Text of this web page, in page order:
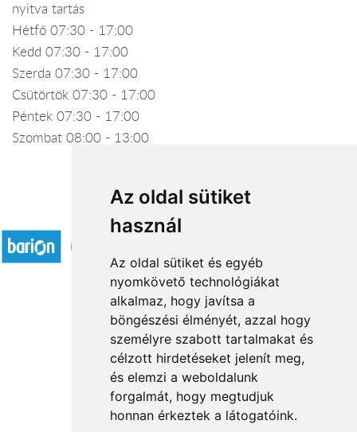
Az oldal sütiket
használ
Az oldal sütiket és egyéb
nyomkövető technológiákat
alkalmaz, hogy javítsa a
böngészési élményét, azzal hogy
személyre szabott tartalmakat és
célzott hirdetéseket jelenít meg,
és elemzi a weboldalunk
forgalmát, hogy megtudjuk
honnan érkeztek a látogatóink.
nyitva tartás
Hétfő 07:30 - 17:00
Kedd 07:30 - 17:00
Szerda 07:30 - 17:00
Csütörtök 07:30 - 17:00
Péntek 07:30 - 17:00
Szombat 08:00 - 13:00
Elfogadott fizetési módok
Rólunk
Általános információ
Kapcsolat
Partnereink
Virágüzletek